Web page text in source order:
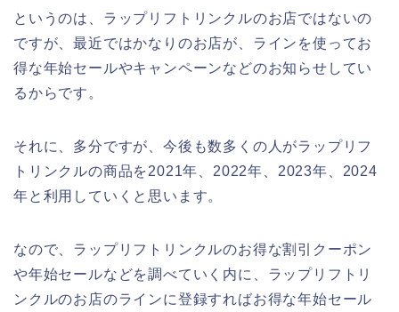
というのは、ラップリフトリンクルのお店ではないの
ですが、最近ではかなりのお店が、ラインを使ってお
得な年始セールやキャンペーンなどのお知らせしてい
るからです。
それに、多分ですが、今後も数多くの人がラップリフ
トリンクルの商品を2021年、2022年、2023年、2024
年と利用していくと思います。
なので、ラップリフトリンクルのお得な割引クーポン
や年始セールなどを調べていく内に、ラップリフトリ
ンクルのお店のラインに登録すればお得な年始セール